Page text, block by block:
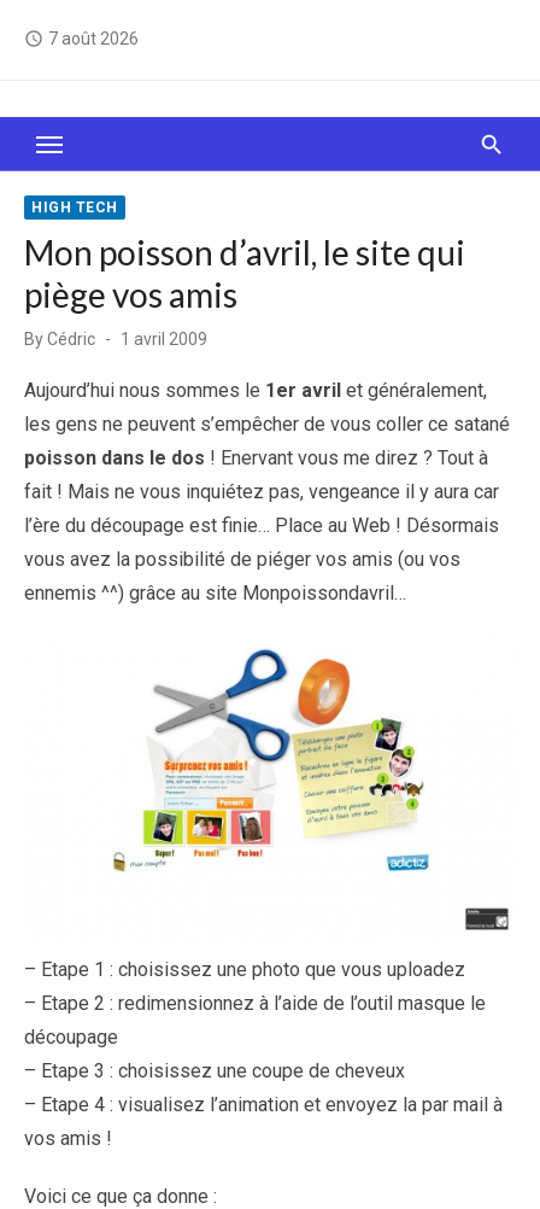
access_time 7 août 2026
Le Web, c'est comme une boîte de chocolats… On
sait jamais sur quoi on va tomber !
HIGH TECH
Mon poisson d’avril, le site qui
piège vos amis
ByCédric
Posted
1 avril 2009
Aujourd’hui nous sommes le 1er avril et généralement,
les gens ne peuvent s’empêcher de vous coller ce satané
poisson dans le dos ! Enervant vous me direz ? Tout à
fait ! Mais ne vous inquiétez pas, vengeance il y aura car
l’ère du découpage est finie… Place au Web ! Désormais
vous avez la possibilité de piéger vos amis (ou vos
ennemis ^^) grâce au site Monpoissondavril…
– Etape 1 : choisissez une photo que vous uploadez
– Etape 2 : redimensionnez à l’aide de l’outil masque le
découpage
– Etape 3 : choisissez une coupe de cheveux
– Etape 4 : visualisez l’animation et envoyez la par mail à
vos amis !
Voici ce que ça donne :